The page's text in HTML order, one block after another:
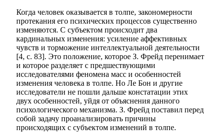
Когда человек оказывается в толпе, закономерности
протекания его психических процессов существенно
изменяются. С субъектом происходит два
кардинальных изменения: усиление аффективных
чувств и торможение интеллектуальной деятельности
[4, с. 83]. Это положение, которое З. Фрейд перенимает
и которое разделяет с предшествующими
исследователями феномена масс и особенностей
изменения человека в толпе. Но Ле Бон и другие
исследователи не пошли дальше констатации этих
двух особенностей, уйдя от объяснения данного
психологического механизма. З. Фрейд поставил перед
собой задачу проанализировать причины
происходящих с субъектом изменений в толпе.